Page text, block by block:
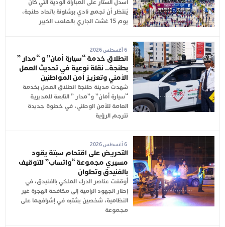
أُسدل الستار على المباراة الودية التي كان
يُنتظر أن تجمع نادي برشلونة باتحاد طنجة،
يوم 15 غشت الجاري بالملعب الكبير
6 أغسطس 2026
انطلاق خدمة “سيارة أمان” و “مدار ”
بطنجة.. نقلة نوعية في تحديث العمل
الأمني وتعزيز أمن المواطنين
شهدت مدينة طنجة انطلاق العمل بخدمة
“سيارة أمان” و”مدار ” التابعة للمديرية
العامة للأمن الوطني، في خطوة جديدة
تترجم الرؤية
6 أغسطس 2026
التحريض على اقتحام سبتة يقود
مسيري مجموعة “واتساب” للتوقيف
بالفنيدق وتطوان
أوقفت عناصر الدرك الملكي بالفنيدق، في
إطار الجهود الرامية إلى مكافحة الهجرة غير
النظامية، شخصين يشتبه في إشرافهما على
مجموعة